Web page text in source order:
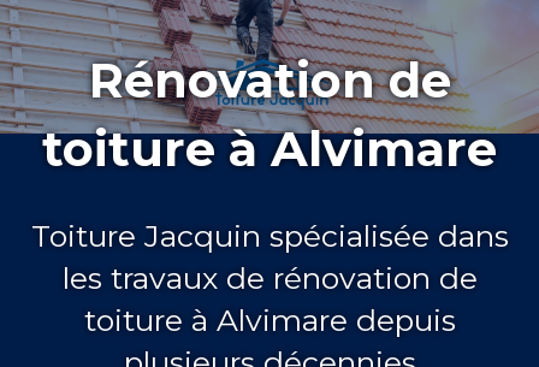
Rénovation de
toiture à Alvimare
Toiture Jacquin spécialisée dans
les travaux de rénovation de
toiture à Alvimare depuis